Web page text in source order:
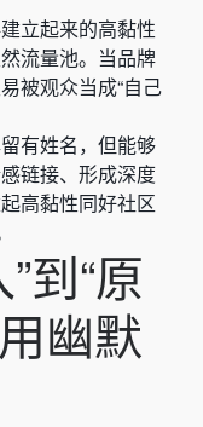
立起来的高黏性
流量池。当品牌
被观众当成“自己
有姓名，但能够
链接、形成深度
高黏性同好社区
到“原
幽默